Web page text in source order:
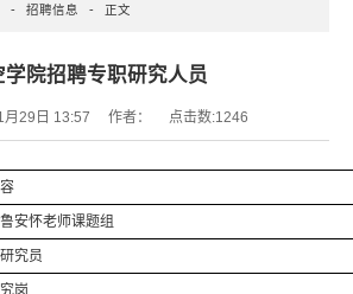
- 招聘信息 - 正文
学院招聘专职研究人员
月29日 13:57 作者： 点击数:1246
安怀老师课题组
究员
岗